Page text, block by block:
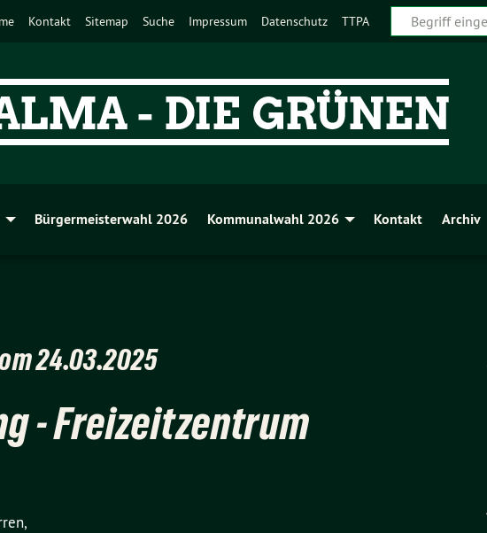
Kontakt Sitemap Suche Impressum Datenschutz TTPA
Bürgermeisterwahl 2026 Kommunalwahl 2026 Kontakt Archiv
24.03.2025
- Freizeitzentrum